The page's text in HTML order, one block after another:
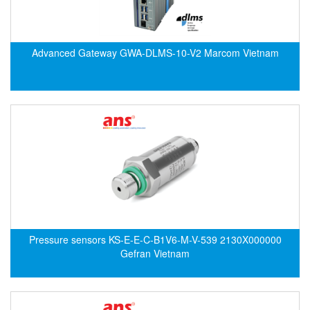
ECONEX
Elands Cable Vietnam
Electro Adda
Electronics Inc. Viet Nam
Advanced Gateway GWA-DLMS-10-V2 Marcom Vietnam
Pressure sensors KS-E-E-C-B1V6-M-V-539 2130X000000
Gefran Vietnam